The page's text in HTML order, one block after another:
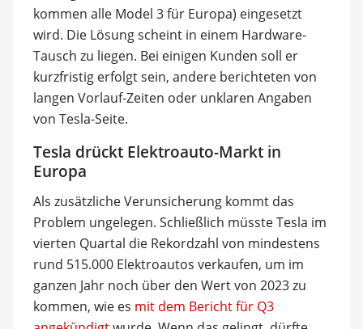
kommen alle Model 3 für Europa) eingesetzt
wird. Die Lösung scheint in einem Hardware-
Tausch zu liegen. Bei einigen Kunden soll er
kurzfristig erfolgt sein, andere berichteten von
langen Vorlauf-Zeiten oder unklaren Angaben
von Tesla-Seite.
Tesla drückt Elektroauto-Markt in
Europa
Als zusätzliche Verunsicherung kommt das
Problem ungelegen. Schließlich müsste Tesla im
vierten Quartal die Rekordzahl von mindestens
rund 515.000 Elektroautos verkaufen, um im
ganzen Jahr noch über den Wert von 2023 zu
kommen, wie es mit dem Bericht für Q3